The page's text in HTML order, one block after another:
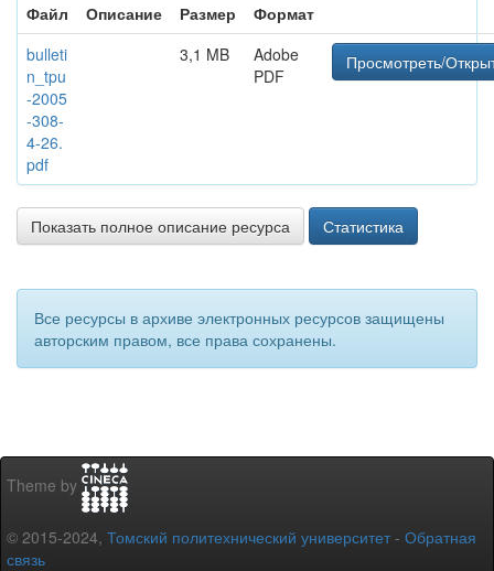
Файл
Описание Размер
Формат
bulleti
n_tpu
-2005
-308-
4-26.
pdf
3,1 MB
Adobe
PDF
Просмотреть/
Показать полное описание ресурса Статистика
Все ресурсы в архиве электронных ресурсов защищены
авторским правом, все права сохранены.
Theme by
© 2015-2024, Томский политехнический университет - Обратная
связь